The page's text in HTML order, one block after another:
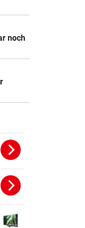
noch